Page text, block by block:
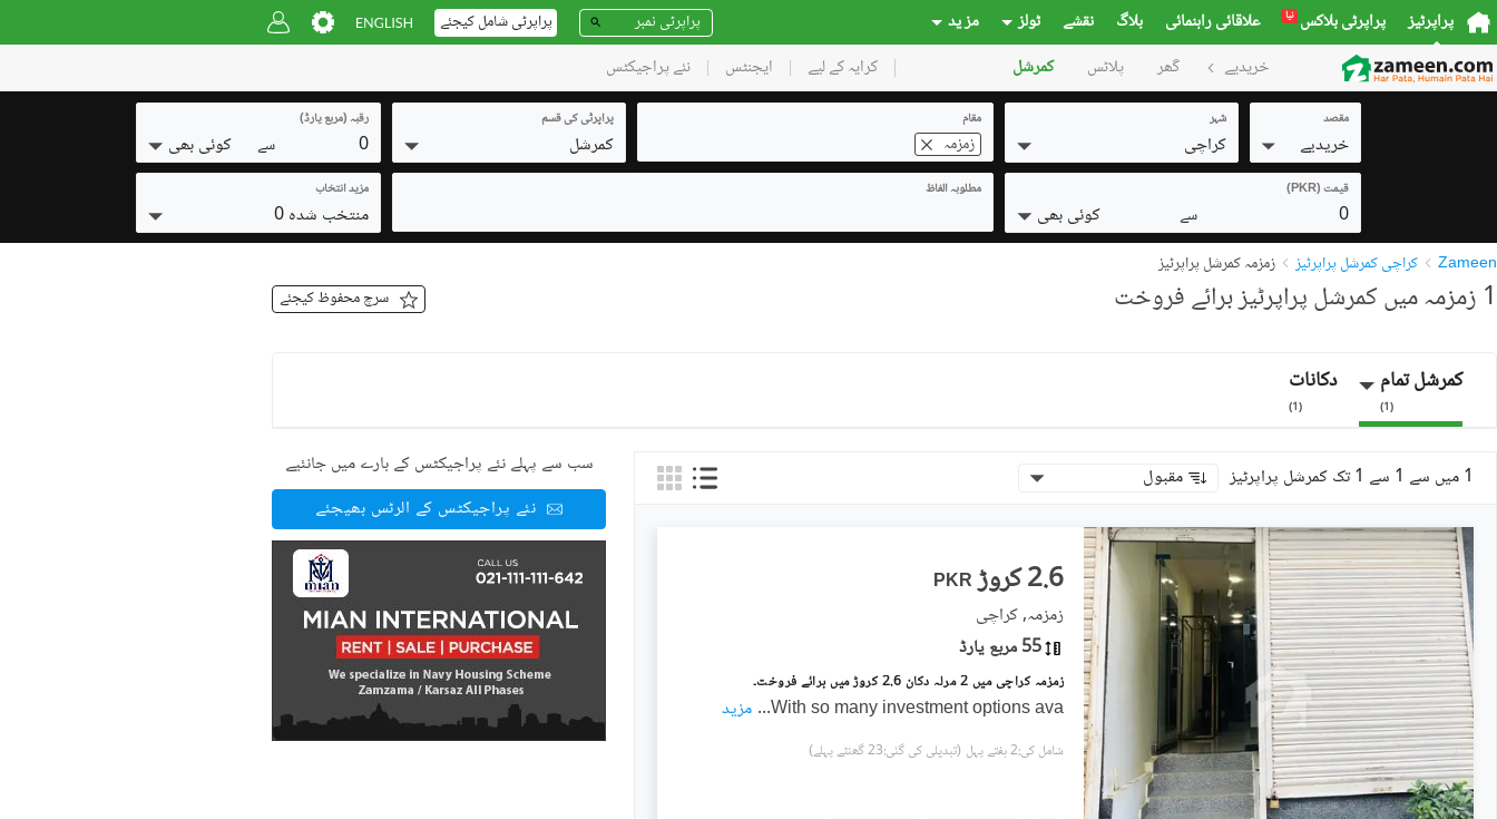
پراپرٹیز پراپرٹی بلاکس نیا علاقائی راہنمائی بلاگ نقشے ٹولز مز ید پراپرٹی شامل کیجئے
خریدیے گھر پلاٹس کمرشل کرایہ کے لیے ایجنٹس نئے پراجیکٹس
مقصد
خریدیے
شہر
کراچی
مقام
زمزمہ
پراپرٹی کی قسم
کمرشل
رقبہ (مربع یارڈ)
0 سے کوئی بھی
قیمت (PKR)
0 سے کوئی بھی
مطلوبہ الفاظ مزید انتخاب
منتخب شدہ 0
Zameen کراچی کمرشل پراپرٹیز زمزمہ کمرشل پراپرٹیز
1 زمزمہ میں کمرشل پراپرٹیز برائے فروخت سرچ محفوظ کیجئے
کمرشل تمام
(
1
)
دکانات
(
1
)
1 میں سے 1 سے 1 تک کمرشل پراپرٹیز مقبول
PKR 2.6 کروڑ
زمزمہ, کراچی
55 مربع یارڈ
زمزمہ کراچی میں 2 مرلہ دکان 2.6 کروڑ میں برائے فروخت۔
With so many investment options ava
... مزید
شامل کی:2 ہفتے پہل (تبدیلی کی گئی:23 گھنٹے پہلے)
سب سے پہلے نئے پراجیکٹس کے بارے میں جانئیے
نئے پراجیکٹس کے الرٹس بھیجئے